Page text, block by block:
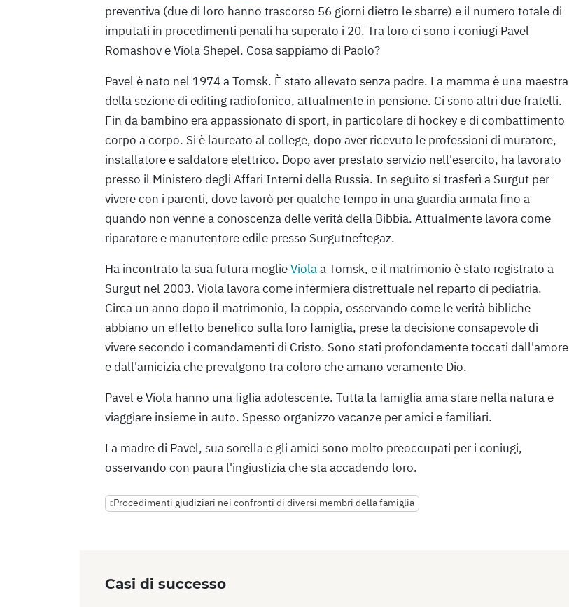
preventiva (due di loro hanno trascorso 56 giorni dietro le sbarre) e il numero totale di
imputati in procedimenti penali ha superato i 20. Tra loro ci sono i coniugi Pavel
Romashov e Viola Shepel. Cosa sappiamo di Paolo?
Pavel è nato nel 1974 a Tomsk. È stato allevato senza padre. La mamma è una maestra
della sezione di editing radiofonico, attualmente in pensione. Ci sono altri due fratelli.
Fin da bambino era appassionato di sport, in particolare di hockey e di combattimento
corpo a corpo. Si è laureato al college, dopo aver ricevuto le professioni di muratore,
installatore e saldatore elettrico. Dopo aver prestato servizio nell'esercito, ha lavorato
presso il Ministero degli Affari Interni della Russia. In seguito si trasferì a Surgut per
vivere con i parenti, dove lavorò per qualche tempo in una guardia armata fino a
quando non venne a conoscenza delle verità della Bibbia. Attualmente lavora come
riparatore e manutentore edile presso Surgutneftegaz.
Ha incontrato la sua futura moglieViolaa Tomsk, e il matrimonio è stato registrato a
Surgut nel 2003. Viola lavora come infermiera distrettuale nel reparto di pediatria.
Circa un anno dopo il matrimonio, la coppia, osservando come le verità bibliche
abbiano un effetto benefico sulla loro famiglia, prese la decisione consapevole di
vivere secondo i comandamenti di Cristo. Sono stati profondamente toccati dall'amore
e dall'amicizia che prevalgono tra coloro che amano veramente Dio.
Pavel e Viola hanno una figlia adolescente. Tutta la famiglia ama stare nella natura e
viaggiare insieme in auto. Spesso organizzo vacanze per amici e familiari.
La madre di Pavel, sua sorella e gli amici sono molto preoccupati per i coniugi,
osservando con paura l'ingiustizia che sta accadendo loro.
Procedimenti giudiziari nei confronti di diversi membri della famiglia
Casi di successo